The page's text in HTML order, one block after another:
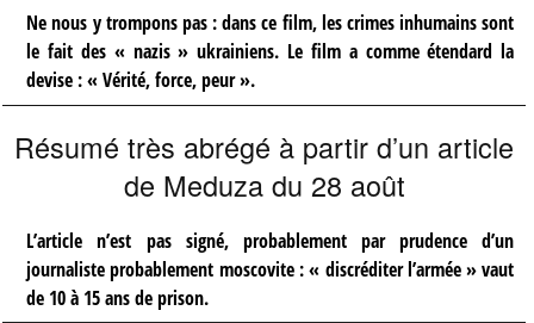
Ne nous y trompons pas : dans ce film, les crimes inhumains sont
le fait des « nazis » ukrainiens. Le film a comme étendard la
devise : « Vérité, force, peur ».
Résumé très abrégé à partir d’un article
de Meduza du 28 août
L’article n’est pas signé, probablement par prudence d’un
journaliste probablement moscovite : « discréditer l’armée » vaut
de 10 à 15 ans de prison.